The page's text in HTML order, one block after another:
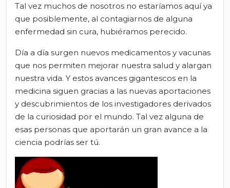
Tal vez muchos de nosotros no estaríamos aquí ya
que posiblemente, al contagiarnos de alguna
enfermedad sin cura, hubiéramos perecido.
Día a día surgen nuevos medicamentos y vacunas
que nos permiten mejorar nuestra salud y alargan
nuestra vida. Y estos avances gigantescos en la
medicina siguen gracias a las nuevas aportaciones
y descubrimientos de los investigadores derivados
de la curiosidad por el mundo. Tal vez alguna de
esas personas que aportarán un gran avance a la
ciencia podrías ser tú.